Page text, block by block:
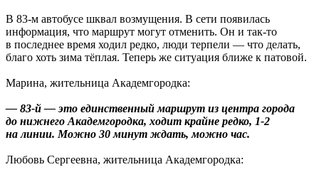
В 83-м автобусе шквал возмущения. В сети появилась
информация, что маршрут могут отменить. Он и так-то
в последнее время ходил редко, люди терпели — что делать,
благо хоть зима тёплая. Теперь же ситуация ближе к патовой.
Марина, жительница Академгородка:
— 83-й — это единственный маршрут из центра города
до нижнего Академгородка, ходит крайне редко, 1-2
на линии. Можно 30 минут ждать, можно час.
Любовь Сергеевна, жительница Академгородка: